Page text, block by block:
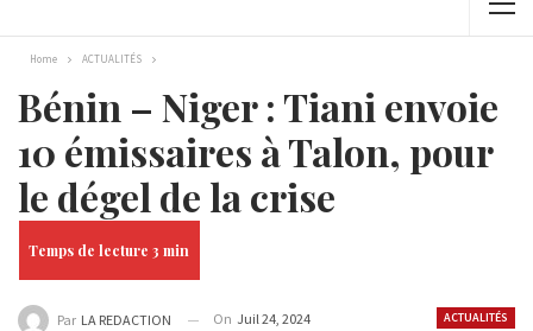
Home ACTUALITÉS
Bénin – Niger : Tiani envoie
10 émissaires à Talon, pour
le dégel de la crise
ACTUALITÉS
Par LA REDACTION On Juil 24, 2024